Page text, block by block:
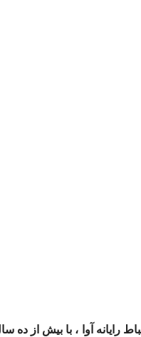
آوا ، با بیش از ده